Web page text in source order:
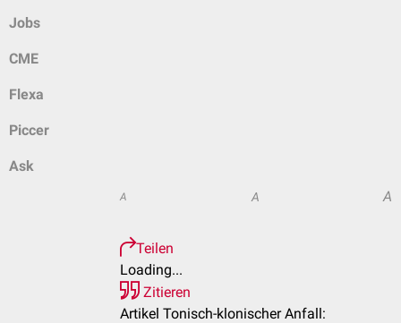
Jobs
CME
Flexa
Piccer
Ask
A A A
Teilen
Loading...
Zitieren
Artikel Tonisch-klonischer Anfall: